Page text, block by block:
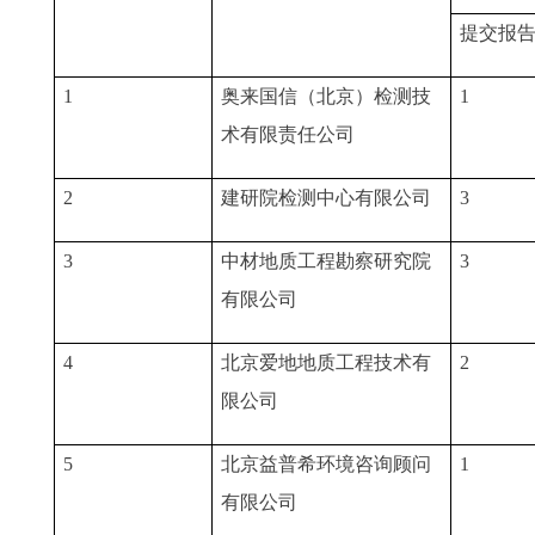
提交报
1
奥来国信（北京）检测技
术有限责任公司
1
2 建研院检测中心有限公司 3
3
中材地质工程勘察研究院
有限公司
3
4
北京爱地地质工程技术有
限公司
2
5
北京益普希环境咨询顾问
有限公司
1